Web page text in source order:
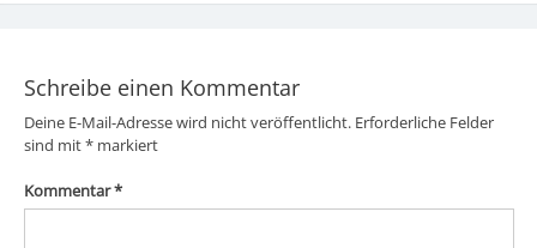
Schreibe einen Kommentar
Deine E-Mail-Adresse wird nicht veröffentlicht. Erforderliche Felder
sind mit*markiert
Kommentar*